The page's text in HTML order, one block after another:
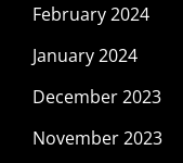
February 2024
January 2024
December 2023
November 2023